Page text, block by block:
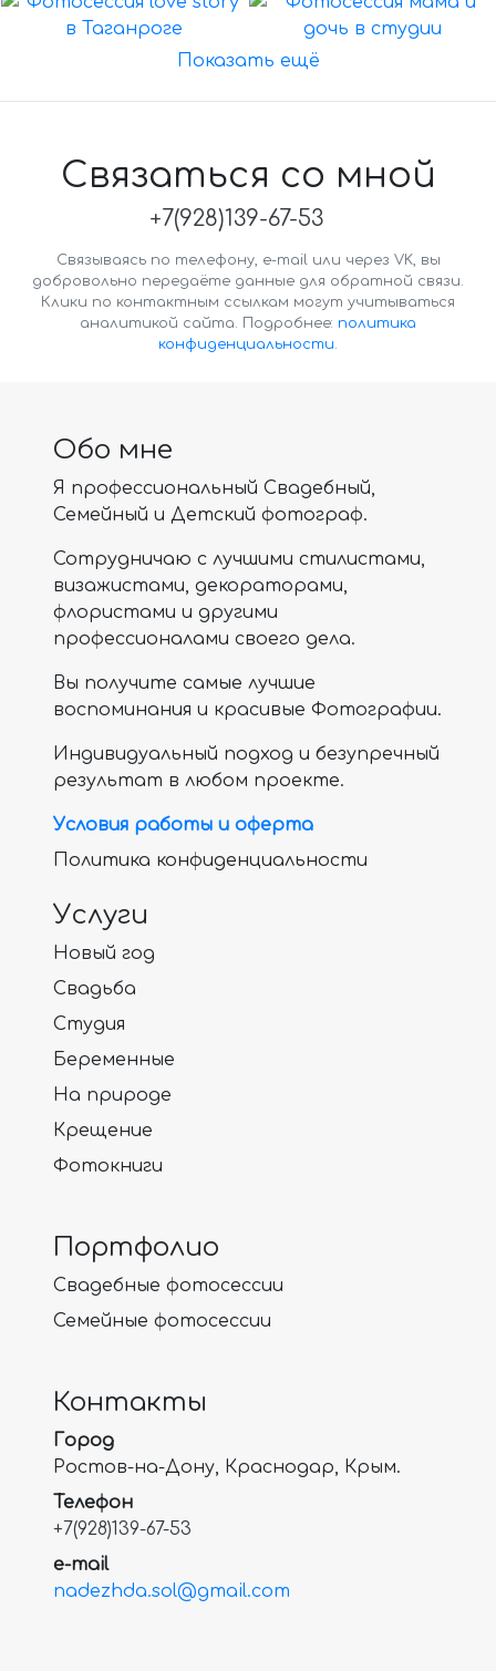
Показать ещё
Связаться со мной
+7(928)139-67-53
Связываясь по телефону, e-mail или через VK, вы
добровольно передаёте данные для обратной связи.
Клики по контактным ссылкам могут учитываться
аналитикой сайта. Подробнее: политика
конфиденциальности
Обо мне
Я профессиональный Свадебный,
Семейный и Детский фотограф.
Сотрудничаю с лучшими стилистами,
визажистами, декораторами,
флористами и другими
профессионалами своего дела.
Вы получите самые лучшие
воспоминания и красивые Фотографии.
Индивидуальный подход и безупречный
результат в любом проекте.
Условия работы и оферта
Политика конфиденциальности
Услуги
Новый год
Свадьба
Студия
Беременные
На природе
Крещение
Фотокниги
Портфолио
Свадебные фотосессии
Семейные фотосессии
Контакты
Город
Ростов-на-Дону, Краснодар, Крым.
Телефон
+7(928)139-67-53
e-mail
nadezhda.sol@gmail.com